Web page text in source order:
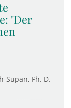
"Der
Supan, Ph. D.